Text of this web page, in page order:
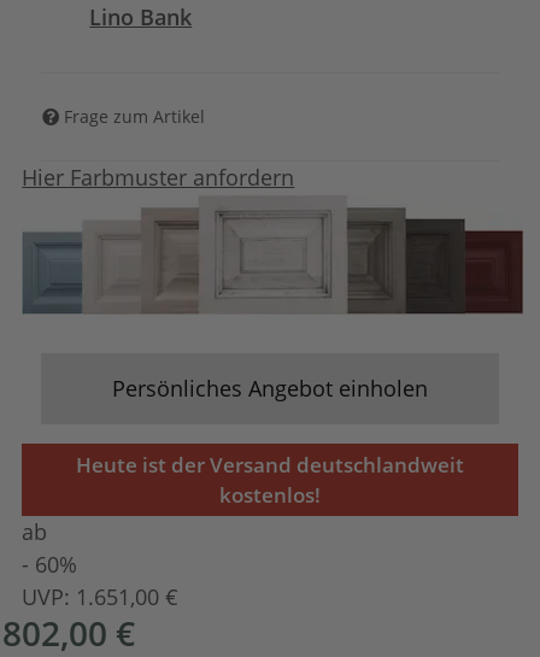
Lino Bank
Frage zum Artikel
Hier Farbmuster anfordern
Persönliches Angebot einholen
Heute ist der Versand deutschlandweit
kostenlos!
ab
- 60%
UVP: 1.651,00 €
802,00 €